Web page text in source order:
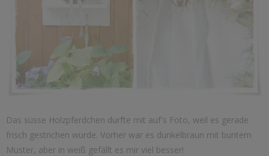
Das süsse Holzpferdchen durfte mit auf's Foto, weil es gerade
frisch gestrichen wurde. Vorher war es dunkelbraun mit buntem
Muster, aber in weiß gefällt es mir viel besser!